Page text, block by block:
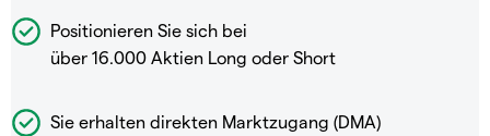
Positionieren Sie sich bei
über 16.000 Aktien Long oder Short
Sie erhalten direkten Marktzugang (DMA)